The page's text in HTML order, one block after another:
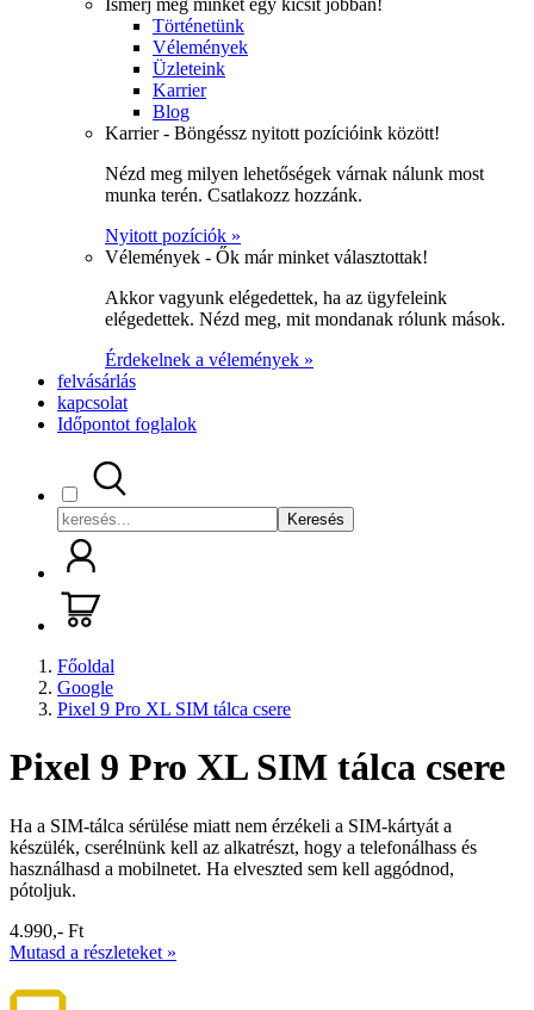
Ismerj meg minket egy kicsit jobban!
Történetünk
Vélemények
Üzleteink
Karrier
Blog
Karrier - Böngéssz nyitott pozícióink között!
Nézd meg milyen lehetőségek várnak nálunk most
munka terén. Csatlakozz hozzánk.
Nyitott pozíciók »
Vélemények - Ők már minket választottak!
Akkor vagyunk elégedettek, ha az ügyfeleink
elégedettek. Nézd meg, mit mondanak rólunk mások.
Érdekelnek a vélemények »
felvásárlás
kapcsolat
Időpontot foglalok
Keresés
Főoldal
Google
Pixel 9 Pro XL SIM tálca csere
Pixel 9 Pro XL SIM tálca csere
Ha a SIM-tálca sérülése miatt nem érzékeli a SIM-kártyát a
készülék, cserélnünk kell az alkatrészt, hogy a telefonálhass és
használhasd a mobilnetet. Ha elveszted sem kell aggódnod,
pótoljuk.
4.990,- Ft
Mutasd a részleteket »